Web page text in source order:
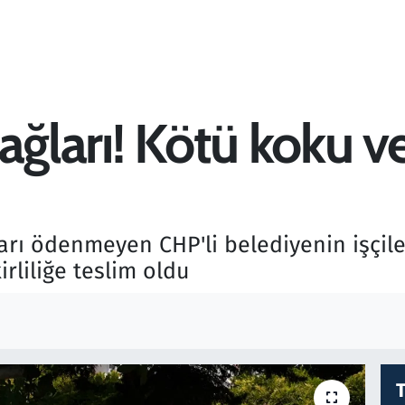
Kötü koku
ödenmeyen CHP'li belediyenin
teslim oldu